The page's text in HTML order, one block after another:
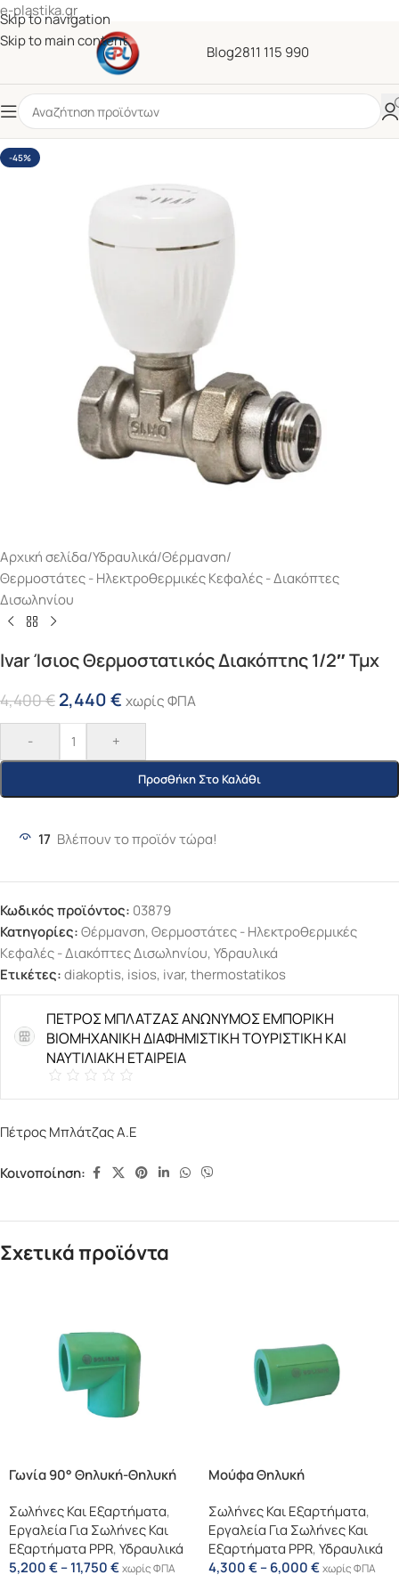
e-plastika.gr
Skip to navigation
Skip to main content
Blog2811 115 990
-45%
Αρχική σελίδα/Υδραυλικά/Θέρμανση/
Θερμοστάτες - Ηλεκτροθερμικές Κεφαλές - Διακόπτες
Δισωληνίου
Ivar Ίσιος Θερμοστατικός Διακόπτης 1/2″ Τμχ
4,400€ 2,440€ χωρίς ΦΠΑ
- +
Προσθήκη Στο Καλάθι
17 Βλέπουν το προϊόν τώρα!
Κωδικός προϊόντος: 03879
Κατηγορίες:Θέρμανση,Θερμοστάτες - Ηλεκτροθερμικές
Κεφαλές - Διακόπτες Δισωληνίου,Υδραυλικά
Ετικέτες:diakoptis, isios, ivar,thermostatikos
ΠΕΤΡΟΣ ΜΠΛΑΤΖΑΣ ΑΝΩΝΥΜΟΣ ΕΜΠΟΡΙΚΗ
ΒΙΟΜΗΧΑΝΙΚΗ ΔΙΑΦΗΜΙΣΤΙΚΗ ΤΟΥΡΙΣΤΙΚΗ ΚΑΙ
ΝΑΥΤΙΛΙΑΚΗ ΕΤΑΙΡΕΙΑ
Πέτρος Μπλάτζας Α.Ε
Κοινοποίηση:
Σχετικά προϊόντα
Γωνία 90° Θηλυκή-Θηλυκή
Σωλήνες Και Εξαρτήματα,
Εργαλεία Για Σωλήνες Και
Εξαρτήματα PPR,Υδραυλικά
5,200€–11,750€χωρίς ΦΠΑ
Μούφα Θηλυκή
Σωλήνες Και Εξαρτήματα,
Εργαλεία Για Σωλήνες Και
Εξαρτήματα PPR,Υδραυλικά
4,300€–6,000€χωρίς ΦΠΑ